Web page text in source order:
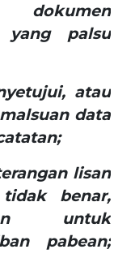
dokumen
yang palsu
atau
data
lisan
benar,
untuk
pabean;